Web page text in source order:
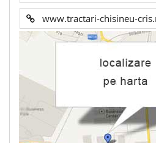
www.tractari-chisineu-